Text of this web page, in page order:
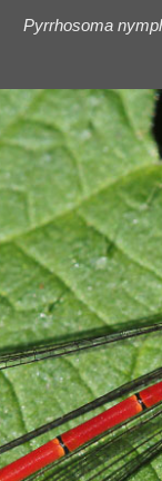
Pyrrhosoma